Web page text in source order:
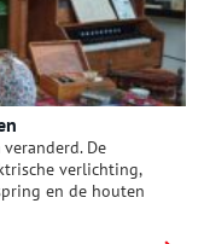
De
verlichting,
en de houten